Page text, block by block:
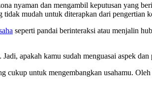
nyaman dan mengambil keputusan yang
mudah untuk diterapkan dari pengertian
seperti pandai berinteraksi atau menjalin
apakah kamu sudah menguasai aspek
cukup untuk mengembangkan usahamu.